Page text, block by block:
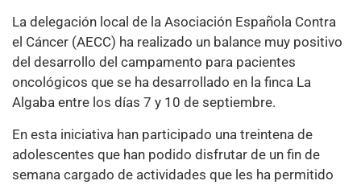
La delegación local de la Asociación Española Contra
el Cáncer (AECC) ha realizado un balance muy positivo
del desarrollo del campamento para pacientes
oncológicos que se ha desarrollado en la finca La
Algaba entre los días 7 y 10 de septiembre.
En esta iniciativa han participado una treintena de
adolescentes que han podido disfrutar de un fin de
semana cargado de actividades que les ha permitido